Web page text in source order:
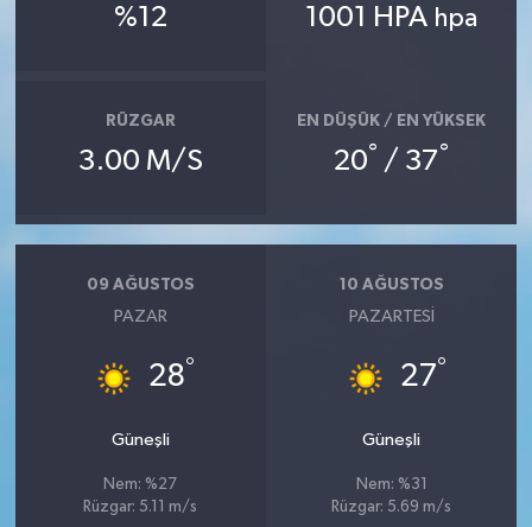
%12 1001 HPA hpa
RÜZGAR
3.00 M/S
EN DÜŞÜK / EN YÜKSEK
20° / 37°
09 AĞUSTOS
PAZAR
28°
Güneşli
Nem: %27
Rüzgar: 5.11 m/s
10 AĞUSTOS
PAZARTESI
27°
Güneşli
Nem: %31
Rüzgar: 5.69 m/s